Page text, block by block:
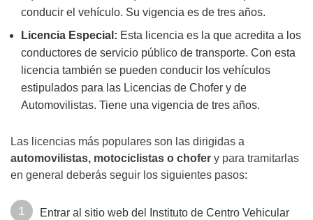
conducir el vehículo. Su vigencia es de tres años.
Licencia Especial: Esta licencia es la que acredita a los
conductores de servicio público de transporte. Con esta
licencia también se pueden conducir los vehículos
estipulados para las Licencias de Chofer y de
Automovilistas. Tiene una vigencia de tres años.
Las licencias más populares son las dirigidas a
automovilistas, motociclistas o chofer y para tramitarlas
en general deberás seguir los siguientes pasos:
Entrar al sitio web del Instituto de Centro Vehicular